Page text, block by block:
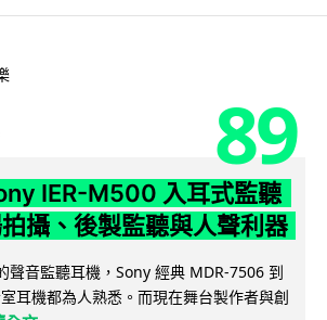
89
IER-M500 入耳式監聽
攝、後製監聽與人聲利器
聲音監聽耳機，Sony 經典 MDR-7506 到
耳機都為人熟悉。而現在舞台製作者與創